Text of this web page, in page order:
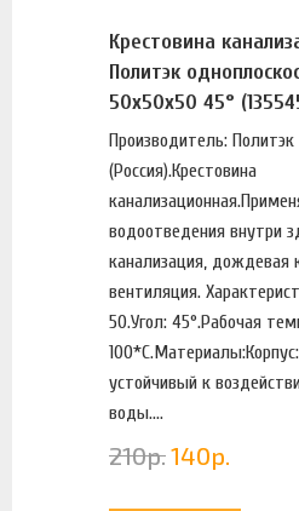
Крестовина
Политэк
50х50х50 45°
Производитель: Политэк
(Россия).Крестовина
водоотведения внутри
канализация, дождевая
вентиляция.
50.Угол: 45°.Рабочая
устойчивый к
воды....
210р.140р.